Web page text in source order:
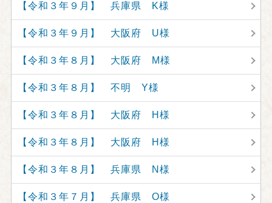
【令和３年９月】 兵庫県 K様
【令和３年９月】 大阪府 U様
【令和３年８月】 大阪府 M様
【令和３年８月】 不明 Y様
【令和３年８月】 大阪府 H様
【令和３年８月】 大阪府 H様
【令和３年８月】 兵庫県 N様
【令和３年７月】 兵庫県 O様